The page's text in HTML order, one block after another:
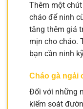
Thêm một
cháo để ninh
tăng thêm giá
mịn cho cháo.
bạn cần ninh
Cháo gà ngải
Đối với những
kiểm soát